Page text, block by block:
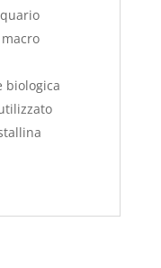
biologica